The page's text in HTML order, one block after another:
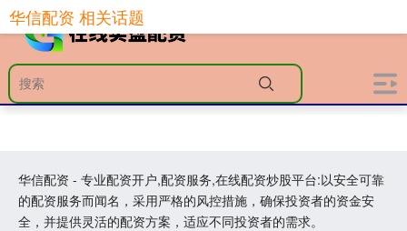
华信配资 - 专业配资开户,配资服务,在线配资炒股平台:以安全可靠
的配资服务而闻名，采用严格的风控措施，确保投资者的资金安
全，并提供灵活的配资方案，适应不同投资者的需求。
华信配资 相关话题